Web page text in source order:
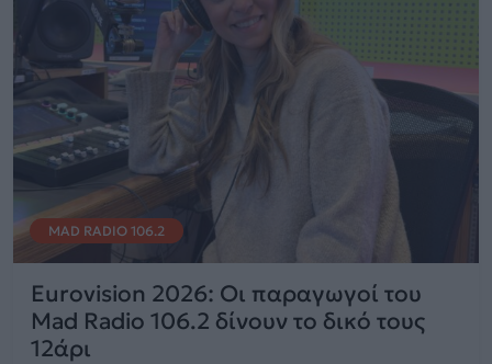
MAD RADIO 106.2
Eurovision 2026: Οι παραγωγοί του
Mad Radio 106.2 δίνουν το δικό τους
12άρι